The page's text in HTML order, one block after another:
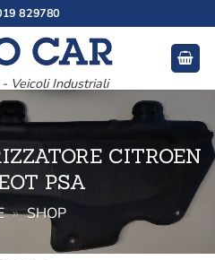
829780
Veicoli Industriali
CITROEN
PSA
» SHOP